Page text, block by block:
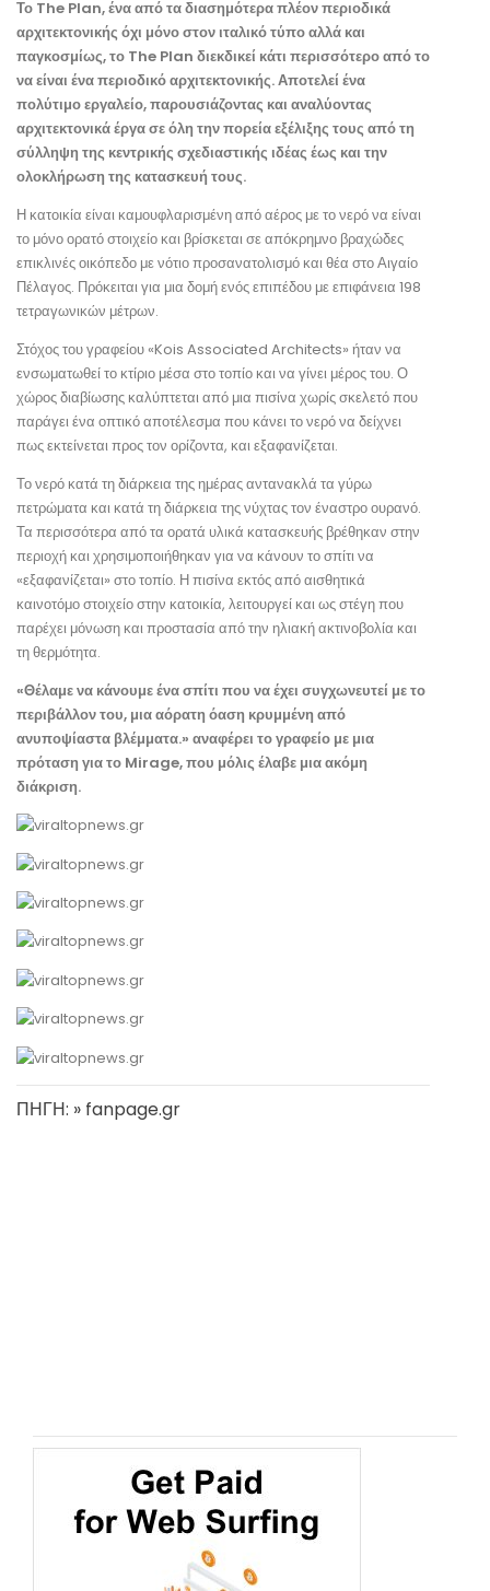
Το The Plan, ένα από τα διασημότερα πλέον περιοδικά
αρχιτεκτονικής όχι μόνο στον ιταλικό τύπο αλλά και
παγκοσμίως, το The Plan διεκδικεί κάτι περισσότερο από το
να είναι ένα περιοδικό αρχιτεκτονικής. Αποτελεί ένα
πολύτιμο εργαλείο, παρουσιάζοντας και αναλύοντας
αρχιτεκτονικά έργα σε όλη την πορεία εξέλιξης τους από τη
σύλληψη της κεντρικής σχεδιαστικής ιδέας έως και την
ολοκλήρωση της κατασκευή τους.
Η κατοικία είναι καμουφλαρισμένη από αέρος με το νερό να είναι
το μόνο ορατό στοιχείο και βρίσκεται σε απόκρημνο βραχώδες
επικλινές οικόπεδο με νότιο προσανατολισμό και θέα στο Αιγαίο
Πέλαγος. Πρόκειται για μια δομή ενός επιπέδου με επιφάνεια 198
τετραγωνικών μέτρων.
Στόχος του γραφείου «Kois Associated Architects» ήταν να
ενσωματωθεί το κτίριο μέσα στο τοπίο και να γίνει μέρος του. Ο
χώρος διαβίωσης καλύπτεται από μια πισίνα χωρίς σκελετό που
παράγει ένα οπτικό αποτέλεσμα που κάνει το νερό να δείχνει
πως εκτείνεται προς τον ορίζοντα, και εξαφανίζεται.
Το νερό κατά τη διάρκεια της ημέρας αντανακλά τα γύρω
πετρώματα και κατά τη διάρκεια της νύχτας τον έναστρο ουρανό.
Τα περισσότερα από τα ορατά υλικά κατασκευής βρέθηκαν στην
περιοχή και χρησιμοποιήθηκαν για να κάνουν το σπίτι να
«εξαφανίζεται» στο τοπίο. Η πισίνα εκτός από αισθητικά
καινοτόμο στοιχείο στην κατοικία, λειτουργεί και ως στέγη που
παρέχει μόνωση και προστασία από την ηλιακή ακτινοβολία και
τη θερμότητα.
«Θέλαμε να κάνουμε ένα σπίτι που να έχει συγχωνευτεί με το
περιβάλλον του, μια αόρατη όαση κρυμμένη από
ανυποψίαστα βλέμματα.» αναφέρει το γραφείο με μια
πρόταση για το Mirage, που μόλις έλαβε μια ακόμη
διάκριση.
ΠΗΓΗ: » fanpage.gr